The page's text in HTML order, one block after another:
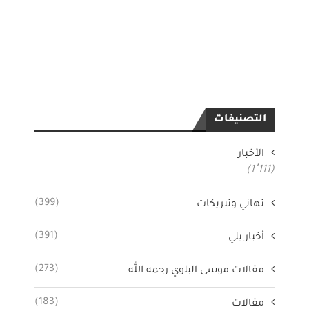
التصنيفات
الأخبار
(1٬111)
تهاني وتبريكات (399)
أخبار بلي (391)
مقالات موسى البلوي رحمه الله (273)
مقالات (183)